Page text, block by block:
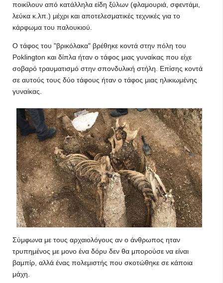
ποικίλουν από κατάλληλα είδη ξύλων (φλαμουριά, σφεντάμι,
λεύκα κ.λπ.) μέχρι και αποτελεσματικές τεχνικές για το
κάρφωμα του παλουκιού.
Ο τάφος του "βρικόλακα" βρέθηκε κοντά στην πόλη του
Poklington και δίπλα ήταν ο τάφος μιας γυναίκας που είχε
σοβαρό τραυματισμό στην σπονδυλική στήλη. Επίσης κοντά
σε αυτούς τους δύο τάφους ήταν ο τάφος μιας ηλικιωμένης
γυναίκας.
Σύμφωνα με τους αρχαιολόγους αν ο άνθρωπος ηταν
τρυπημένος με μονο ένα δόρυ δεν θα μπορούσε να είναι
βαμπίρ, αλλά ένας πολεμιστής που σκοτώθηκε σε κάποια
μάχη.